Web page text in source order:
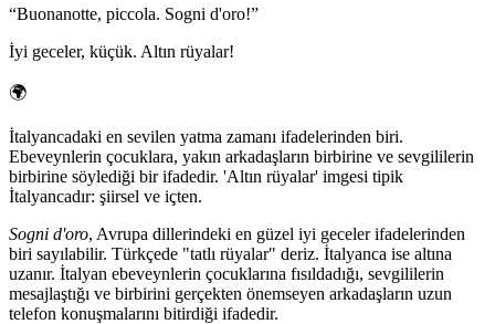
“Buonanotte, piccola. Sogni d'oro!”
İyi geceler, küçük. Altın rüyalar!
🌍
İtalyancadaki en sevilen yatma zamanı ifadelerinden biri.
Ebeveynlerin çocuklara, yakın arkadaşların birbirine ve sevgililerin
birbirine söylediği bir ifadedir. 'Altın rüyalar' imgesi tipik
İtalyancadır: şiirsel ve içten.
Sogni d'oro, Avrupa dillerindeki en güzel iyi geceler ifadelerinden
biri sayılabilir. Türkçede "tatlı rüyalar" deriz. İtalyanca ise altına
uzanır. İtalyan ebeveynlerin çocuklarına fısıldadığı, sevgililerin
mesajlaştığı ve birbirini gerçekten önemseyen arkadaşların uzun
telefon konuşmalarını bitirdiği ifadedir.